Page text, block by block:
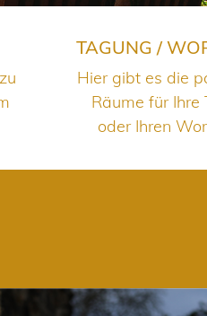
TAGUNG /
Hier gibt es die
Räume für Ihre
oder Ihren